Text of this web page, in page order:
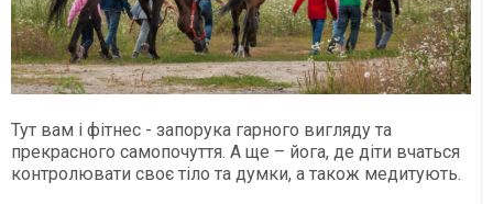
Тут вам і фітнес - запорука гарного вигляду та
прекрасного самопочуття. А ще – йога, де діти вчаться
контролювати своє тіло та думки, а також медитують.